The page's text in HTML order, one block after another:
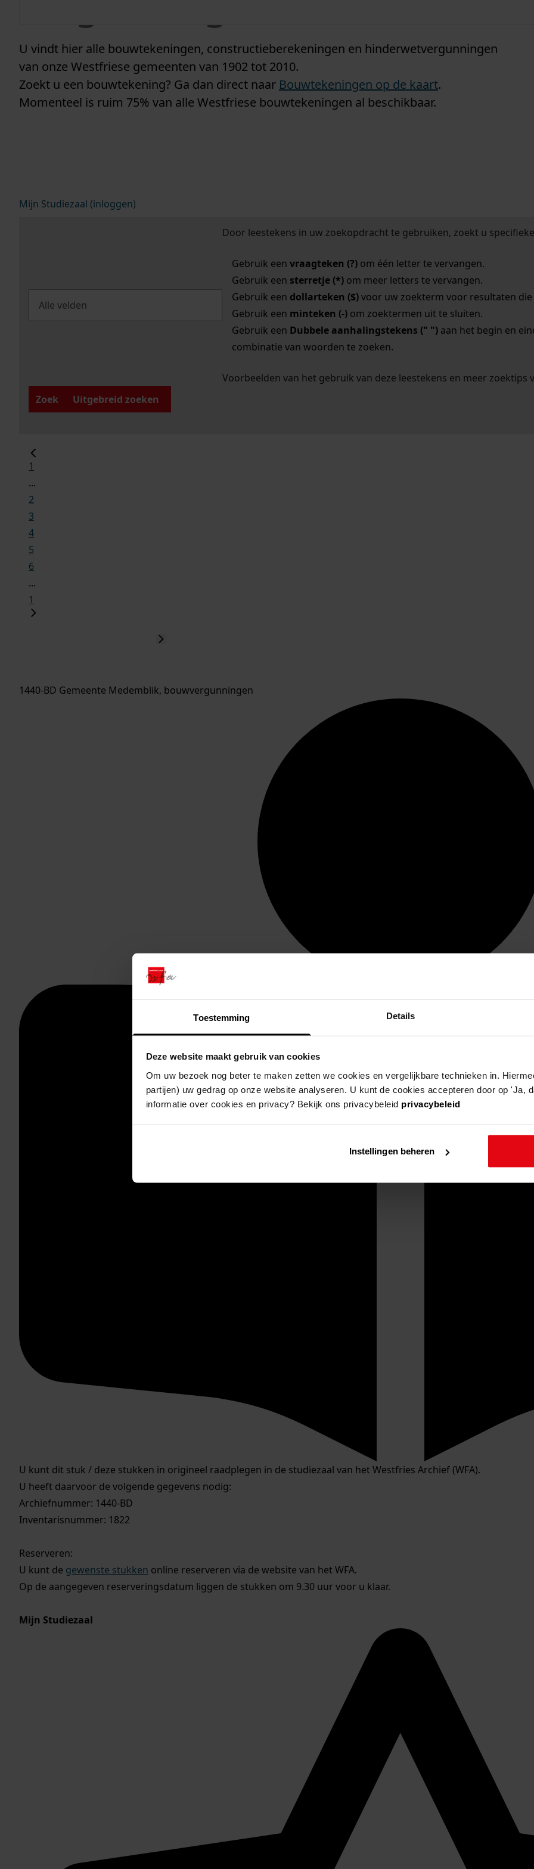
Toestemming Details
Deze website maakt gebruik van cookies
Om uw bezoek nog beter te maken zetten we cookies en vergelijkbare technieken in.
partijen) uw gedrag op onze website analyseren. U kunt de cookies accepteren door op 'Ja,
informatie over cookies en privacy? Bekijk ons privacybeleid privacybeleid
Instellingen beheren
U vindt hier alle bouwtekeningen, constructieberekeningen en hinderwetvergunningen
van onze Westfriese gemeenten van 1902 tot 2010.
Zoekt u een bouwtekening? Ga dan direct naar Bouwtekeningen op de kaart.
Momenteel is ruim 75% van alle Westfriese bouwtekeningen al beschikbaar.
Mijn Studiezaal (inloggen)
Door leestekens in uw zoekopdracht te gebruiken, zoekt u
Gebruik een vraagteken (?)om één letter te vervangen.
Gebruik een sterretje (*)om meer letters te vervangen.
Gebruik een dollarteken ($)voor uw zoekterm voor resultaten die
Gebruik een minteken (-)om zoektermen uit te sluiten.
Gebruik een Dubbele aanhalingstekens (" ")aan het begin en
combinatie van woorden te zoeken.
Voorbeelden van het gebruik van deze leestekens en meer zoektips
Zoek
Uitgebreid zoeken
1
...
2
3
4
5
6
...
1
1440-BD Gemeente Medemblik, bouwvergunningen
U kunt dit stuk / deze stukken in origineel raadplegen in de studiezaal van het Westfries Archief (WFA).
U heeft daarvoor de volgende gegevens nodig:
Archiefnummer: 1440-BD
Inventarisnummer: 1822
Reserveren:
U kunt de gewenste stukken online reserveren via de website van het WFA.
Op de aangegeven reserveringsdatum liggen de stukken om 9.30 uur voor u klaar.
Mijn Studiezaal